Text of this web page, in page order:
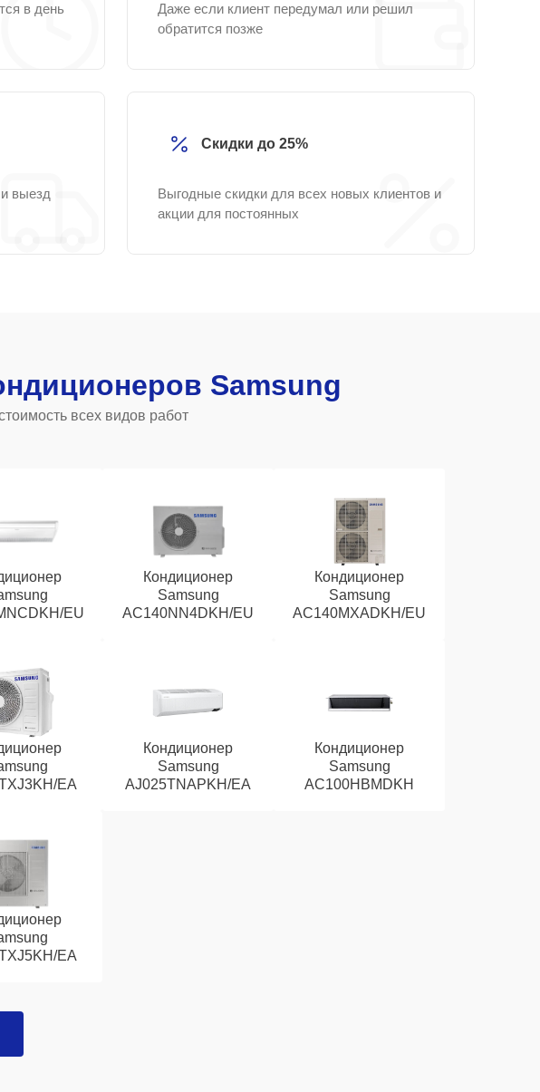
в день
Даже если клиент передумал или решил
обратится позже
выезд
Скидки до 25%
Выгодные скидки для всех новых клиентов и
акции для постоянных
Samsung
всех видов работ
EU
Кондиционер
Samsung
AC140NN4DKH/EU
Кондиционер
Samsung
AC140MXADKH/EU
EA
Кондиционер
Samsung
AJ025TNAPKH/EA
Кондиционер
Samsung
AC100HBMDKH
EA